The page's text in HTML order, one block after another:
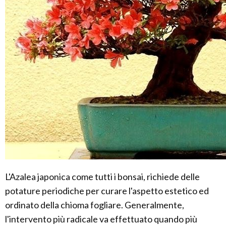
L'Azalea japonica come tutti i bonsai, richiede delle
potature periodiche per curare l'aspetto estetico ed
ordinato della chioma fogliare. Generalmente,
l'intervento più radicale va effettuato quando più